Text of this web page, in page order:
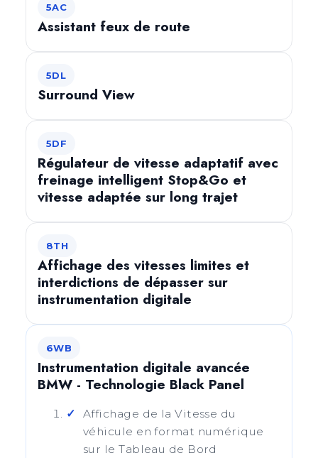
5AC
Assistant feux de route
5DL
Surround View
5DF
Régulateur de vitesse adaptatif avec
freinage intelligent Stop&Go et
vitesse adaptée sur long trajet
8TH
Affichage des vitesses limites et
interdictions de dépasser sur
instrumentation digitale
6WB
Instrumentation digitale avancée
BMW - Technologie Black Panel
Affichage de la Vitesse du
véhicule en format numérique
sur le Tableau de Bord